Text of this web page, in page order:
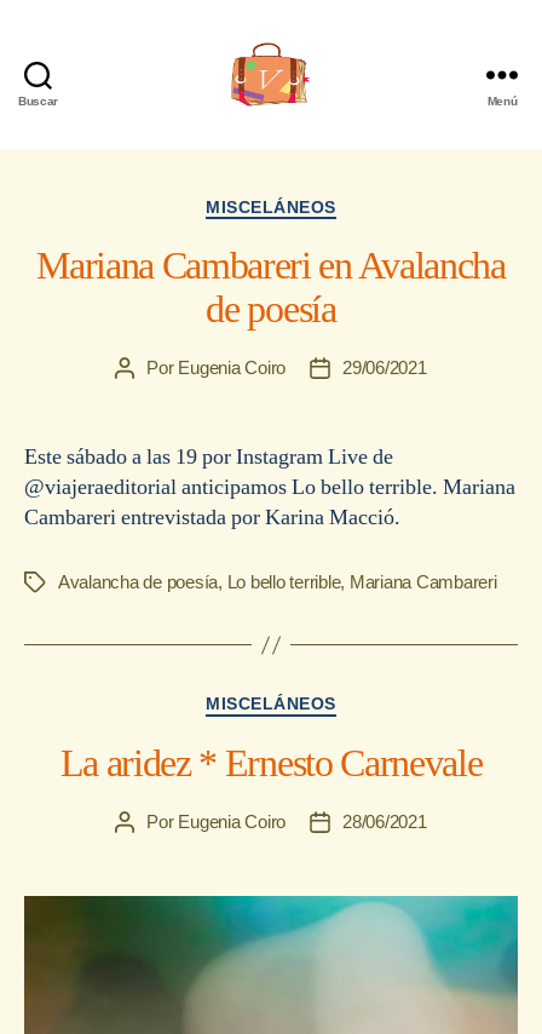
Buscar
Editorial
Menú
Categorías
MISCELÁNEOS
Mariana Cambareri en Avalancha
de poesía
Autor
entrada
Por Eugenia Coiro
Fecha
entrada
29/06/2021
Este sábado a las 19 por Instagram Live de
@viajeraeditorial anticipamos Lo bello terrible. Mariana
Cambareri entrevistada por Karina Macció.
EtiquetasAvalancha de poesía, Lo bello terrible, Mariana Cambareri
Categorías
MISCELÁNEOS
La aridez * Ernesto Carnevale
Autor
entrada
Por Eugenia Coiro
Fecha
entrada
28/06/2021